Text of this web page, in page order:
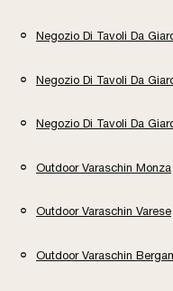
Negozio Di Tavoli Da
Negozio Di Tavoli Da
Negozio Di Tavoli Da
Outdoor Varaschin Monza
Outdoor Varaschin Varese
Outdoor Varaschin